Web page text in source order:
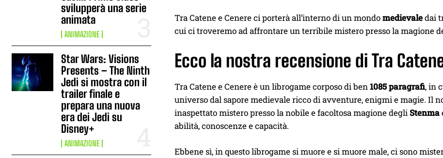
svilupperà una serie
animata
ANIMAZIONE
Star Wars: Visions
Presents – The Ninth
Jedi si mostra con il
trailer finale e
prepara una nuova
era dei Jedi su
Disney+
ANIMAZIONE
Tra Catene e Cenere ci porterà all’interno di un mondomedievaledai
cui ci troveremo ad affrontare un terribile mistero presso la magione
Ecco la nostra recensione di Tra
Tra Catene e Cenere è un librogame corposo di ben1085 paragrafi, in
universo dal sapore medievale ricco di avventure, enigmi e magie. Il
inaspettato mistero presso la nobile e facoltosa magione degliStenma
abilità, conoscenze e capacità.
Ebbene sì, in questo librogame si muore e si muore male, ci sono